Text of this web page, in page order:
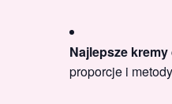
Najlepsze
proporcje i